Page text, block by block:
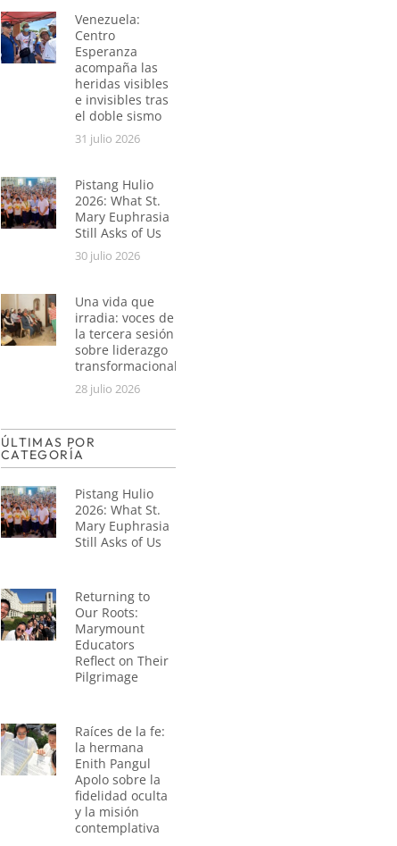
Venezuela:
Centro
Esperanza
acompaña las
heridas visibles
e invisibles tras
el doble sismo
31 julio 2026
Pistang Hulio
2026: What St.
Mary Euphrasia
Still Asks of Us
30 julio 2026
Una vida que
irradia: voces de
la tercera sesión
sobre liderazgo
transformacional
28 julio 2026
ÚLTIMAS POR
CATEGORÍA
Pistang Hulio
2026: What St.
Mary Euphrasia
Still Asks of Us
Returning to
Our Roots:
Marymount
Educators
Reflect on Their
Pilgrimage
Raíces de la fe:
la hermana
Enith Pangul
Apolo sobre la
fidelidad oculta
y la misión
contemplativa